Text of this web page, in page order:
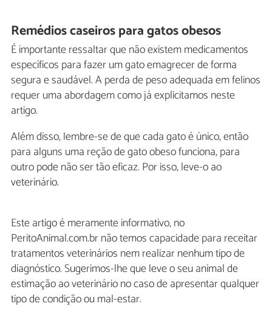
Remédios caseiros para gatos obesos
É importante ressaltar que não existem medicamentos
específicos para fazer um gato emagrecer de forma
segura e saudável. A perda de peso adequada em felinos
requer uma abordagem como já explicitamos neste
artigo.
Além disso, lembre-se de que cada gato é único, então
para alguns uma reção de gato obeso funciona, para
outro pode não ser tão eficaz. Por isso, leve-o ao
veterinário.
Este artigo é meramente informativo, no
PeritoAnimal.com.br não temos capacidade para receitar
tratamentos veterinários nem realizar nenhum tipo de
diagnóstico. Sugerimos-lhe que leve o seu animal de
estimação ao veterinário no caso de apresentar qualquer
tipo de condição ou mal-estar.